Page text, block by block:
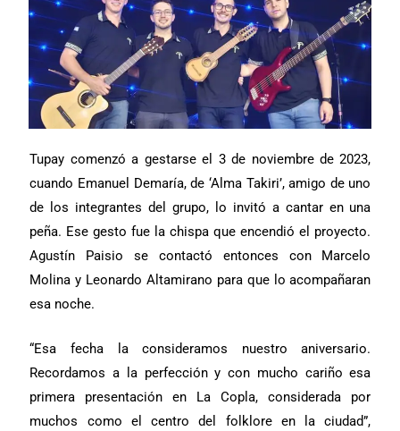
Tupay comenzó a gestarse el 3 de noviembre de 2023,
cuando Emanuel Demaría, de ‘Alma Takiri’, amigo de uno
de los integrantes del grupo, lo invitó a cantar en una
peña. Ese gesto fue la chispa que encendió el proyecto.
Agustín Paisio se contactó entonces con Marcelo
Molina y Leonardo Altamirano para que lo acompañaran
esa noche.
“Esa fecha la consideramos nuestro aniversario.
Recordamos a la perfección y con mucho cariño esa
primera presentación en La Copla, considerada por
muchos como el centro del folklore en la ciudad”,